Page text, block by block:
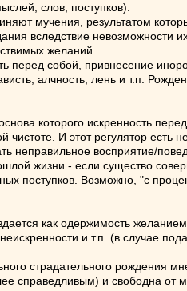
слов, поступков).
мучения, результатом
вследствие
желаний.
перед собой, привнесение
алчность, лень и т.п.
которого искренность
чистоте. И этот регулятор
неправильное восприятие/
жизни - если существо
поступков. Возможно, "с
как одержимость
и т.п. (в случае
страдательного рождения
справедливым) и свободна от